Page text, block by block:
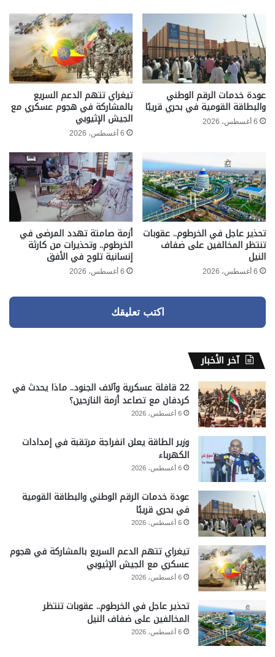
عودة خدمات الرقم الوطني
والبطاقة القومية في بحري قريبًا
6 أغسطس، 2026
تيغراي تتهم الدعم السريع
بالمشاركة في هجوم عسكري مع
الجيش الإثيوبي
6 أغسطس، 2026
تحذير عاجل في الخرطوم.. عقوبات
تنتظر المخالفين على ضفاف
النيل
6 أغسطس، 2026
أزمة صامتة تهدد المرضى في
الخرطوم.. وتحذيرات من كارثة
إنسانية تلوح في الأفق
6 أغسطس، 2026
اكتب تعليقك
آخر الأخبار
22 قافلة عسكرية وآلاف الجنود.. ماذا يحدث في
كردفان مع تصاعد أزمة النازحين؟
6 أغسطس، 2026
وزير الطاقة يعلن انفراجة مرتقبة في إمدادات
الكهرباء
6 أغسطس، 2026
عودة خدمات الرقم الوطني والبطاقة القومية
في بحري قريبًا
6 أغسطس، 2026
تيغراي تتهم الدعم السريع بالمشاركة في هجوم
عسكري مع الجيش الإثيوبي
6 أغسطس، 2026
تحذير عاجل في الخرطوم.. عقوبات تنتظر
المخالفين على ضفاف النيل
6 أغسطس، 2026